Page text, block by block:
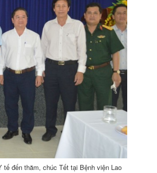
đến thăm, chúc Tết tại Bệnh viện Lao